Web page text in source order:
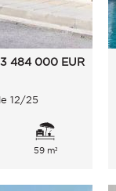
3 484 000 EUR
12/25
59 m²